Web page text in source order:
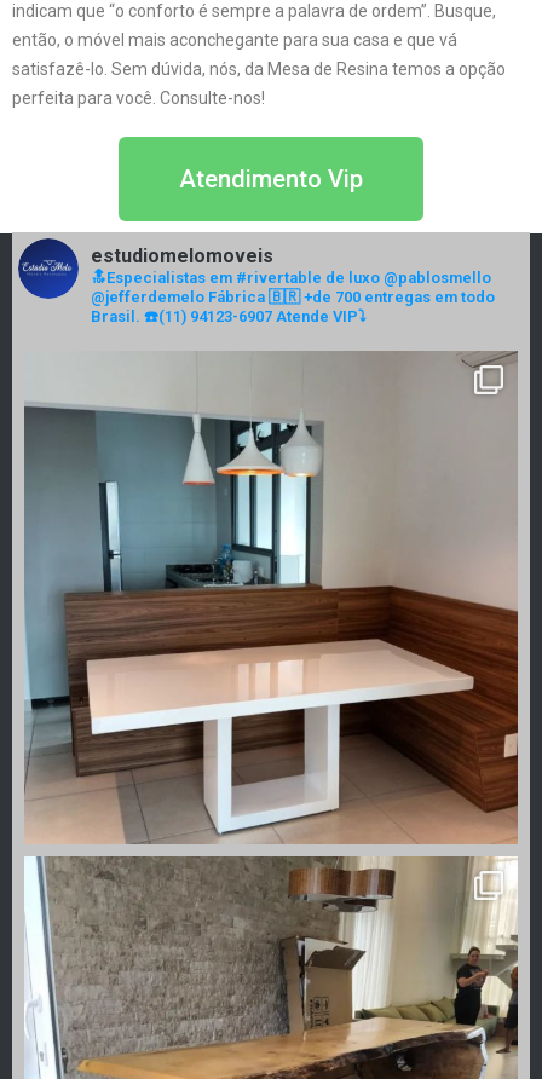
indicam que “o conforto é sempre a palavra de ordem”. Busque,
então, o móvel mais aconchegante para sua casa e que vá
satisfazê-lo. Sem dúvida, nós, da Mesa de Resina temos a opção
perfeita para você. Consulte-nos!
Atendimento Vip
estudiomelomoveis
🔝Especialistas em #rivertable de luxo @pablosmello
@jefferdemelo Fábrica 🇧🇷 +de 700 entregas em todo
Brasil. ☎️(11) 94123-6907 Atende VIP⤵️